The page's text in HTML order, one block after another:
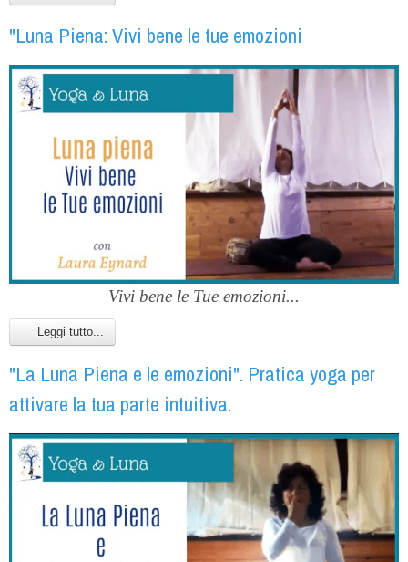
"Luna Piena: Vivi bene le tue emozioni
Vivi bene le Tue emozioni...
Leggi tutto...
"La Luna Piena e le emozioni". Pratica yoga per
attivare la tua parte intuitiva.